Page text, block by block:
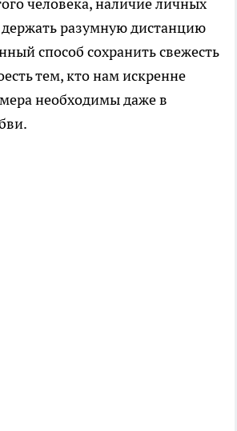
разумную дистанцию
способ сохранить свежесть
тем, кто нам искренне
необходимы даже в